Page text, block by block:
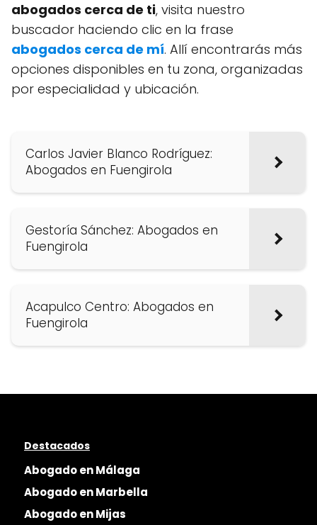
abogados cerca de ti, visita nuestro
buscador haciendo clic en la frase
abogados cerca de mí. Allí encontrarás más
opciones disponibles en tu zona, organizadas
por especialidad y ubicación.
Carlos Javier Blanco Rodríguez:
Abogados en Fuengirola
Gestoría Sánchez: Abogados en
Fuengirola
Acapulco Centro: Abogados en
Fuengirola
Destacados
Abogado en Málaga
Abogado en Marbella
Abogado en Mijas